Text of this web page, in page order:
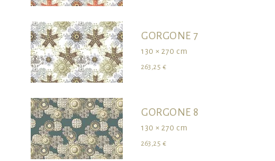
GORGONE 7
130 × 270 cm
263,25 €
GORGONE 8
130 × 270 cm
263,25 €